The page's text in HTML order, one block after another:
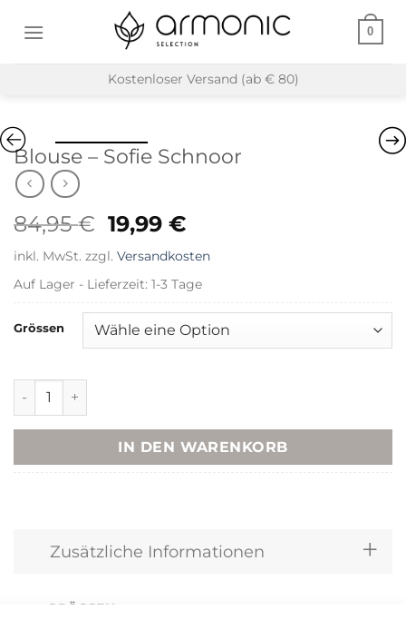
Inhalt
0
Kostenloser Versand (ab € 80)
Blouse – Sofie Schnoor
84,95€ Ursprünglicher
Preis
war:
84,95 €
19,99€Aktueller
ist:
19,99 €.
inkl. MwSt. zzgl. Versandkosten
Auf Lager - Lieferzeit: 1-3 Tage
Grössen
Blouse - Sofie Schnoor Menge
IN DEN WARENKORB
Zusätzliche Informationen
GRÖSSEN